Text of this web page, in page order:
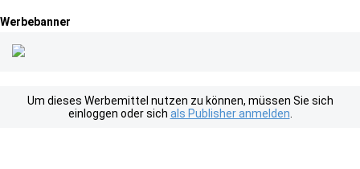
Werbebanner
Um dieses Werbemittel nutzen zu können, müssen Sie sich
einloggen oder sich als Publisher anmelden